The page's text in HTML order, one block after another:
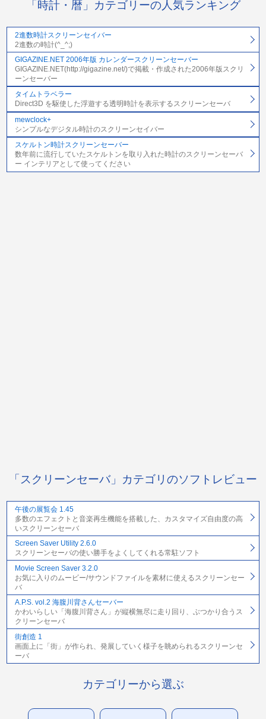
「時計・暦」カテゴリーの人気ランキング
2進数時計スクリーンセイバー
2進数の時計(^_^;)
GIGAZINE.NET 2006年版 カレンダースクリーンセーバー
GIGAZINE.NET(http://gigazine.net/)で掲載・作成された2006年版スクリ
ーンセーバー
タイムトラベラー
Direct3D を駆使した浮遊する透明時計を表示するスクリーンセーバ
mewclock+
シンプルなデジタル時計のスクリーンセイバー
スケルトン時計スクリーンセーバー
数年前に流行していたスケルトンを取り入れた時計のスクリーンセーバ
ー インテリアとして使ってください
「スクリーンセーバ」カテゴリのソフトレビュー
午後の展覧会 1.45
多数のエフェクトと音楽再生機能を搭載した、カスタマイズ自由度の高
いスクリーンセーバ
Screen Saver Utility 2.6.0
スクリーンセーバの使い勝手をよくしてくれる常駐ソフト
Movie Screen Saver 3.2.0
お気に入りのムービー/サウンドファイルを素材に使えるスクリーンセー
バ
A.P.S. vol.2 海腹川背さんセーバー
かわいらしい「海腹川背さん」が縦横無尽に走り回り、ぶつかり合うス
クリーンセーバ
街創造 1
画面上に「街」が作られ、発展していく様子を眺められるスクリーンセ
ーバ
カテゴリーから選ぶ